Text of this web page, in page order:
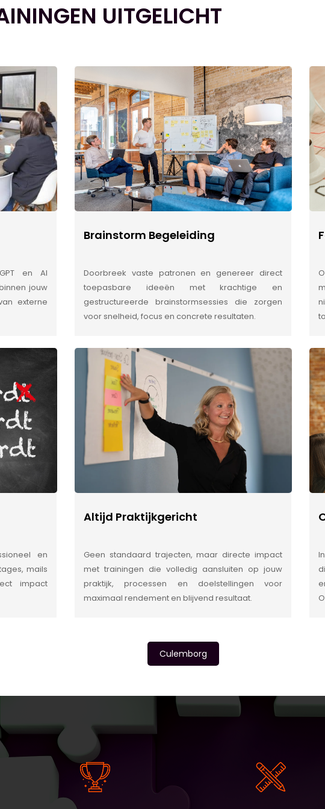
UITGELICHT
en AI
jouw
externe
Brainstorm Begeleiding
Doorbreek vaste patronen en genereer direct
toepasbare ideeën met krachtige en
gestructureerde brainstormsessies die zorgen
voor snelheid, focus en concrete resultaten.
en
mails
impact
Altijd Praktijkgericht
Geen standaard trajecten, maar directe impact
met trainingen die volledig aansluiten op jouw
praktijk, processen en doelstellingen voor
maximaal rendement en blijvend resultaat.
Culemborg